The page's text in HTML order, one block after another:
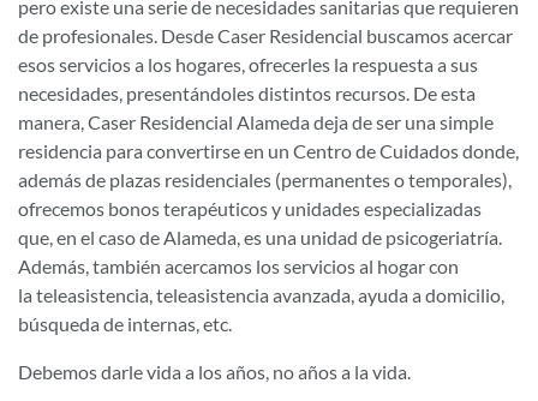
pero existe una serie de necesidades sanitarias que requieren
de profesionales. Desde Caser Residencial buscamos acercar
esos servicios a los hogares, ofrecerles la respuesta a sus
necesidades, presentándoles distintos recursos. De esta
manera, Caser Residencial Alameda deja de ser una simple
residencia para convertirse en un Centro de Cuidados donde,
además de plazas residenciales (permanentes o temporales),
ofrecemos bonos terapéuticos y unidades especializadas
que, en el caso de Alameda, es una unidad de psicogeriatría.
Además, también acercamos los servicios al hogar con
la teleasistencia, teleasistencia avanzada, ayuda a domicilio,
búsqueda de internas, etc.
Debemos darle vida a los años, no años a la vida.